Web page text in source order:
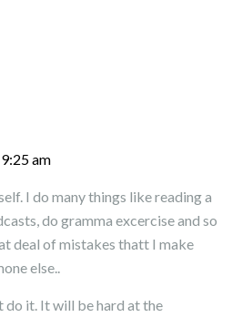
am
I do many things like reading a
do gramma excercise and so
deal of mistakes thatt I make
else..
do it. It will be hard at the